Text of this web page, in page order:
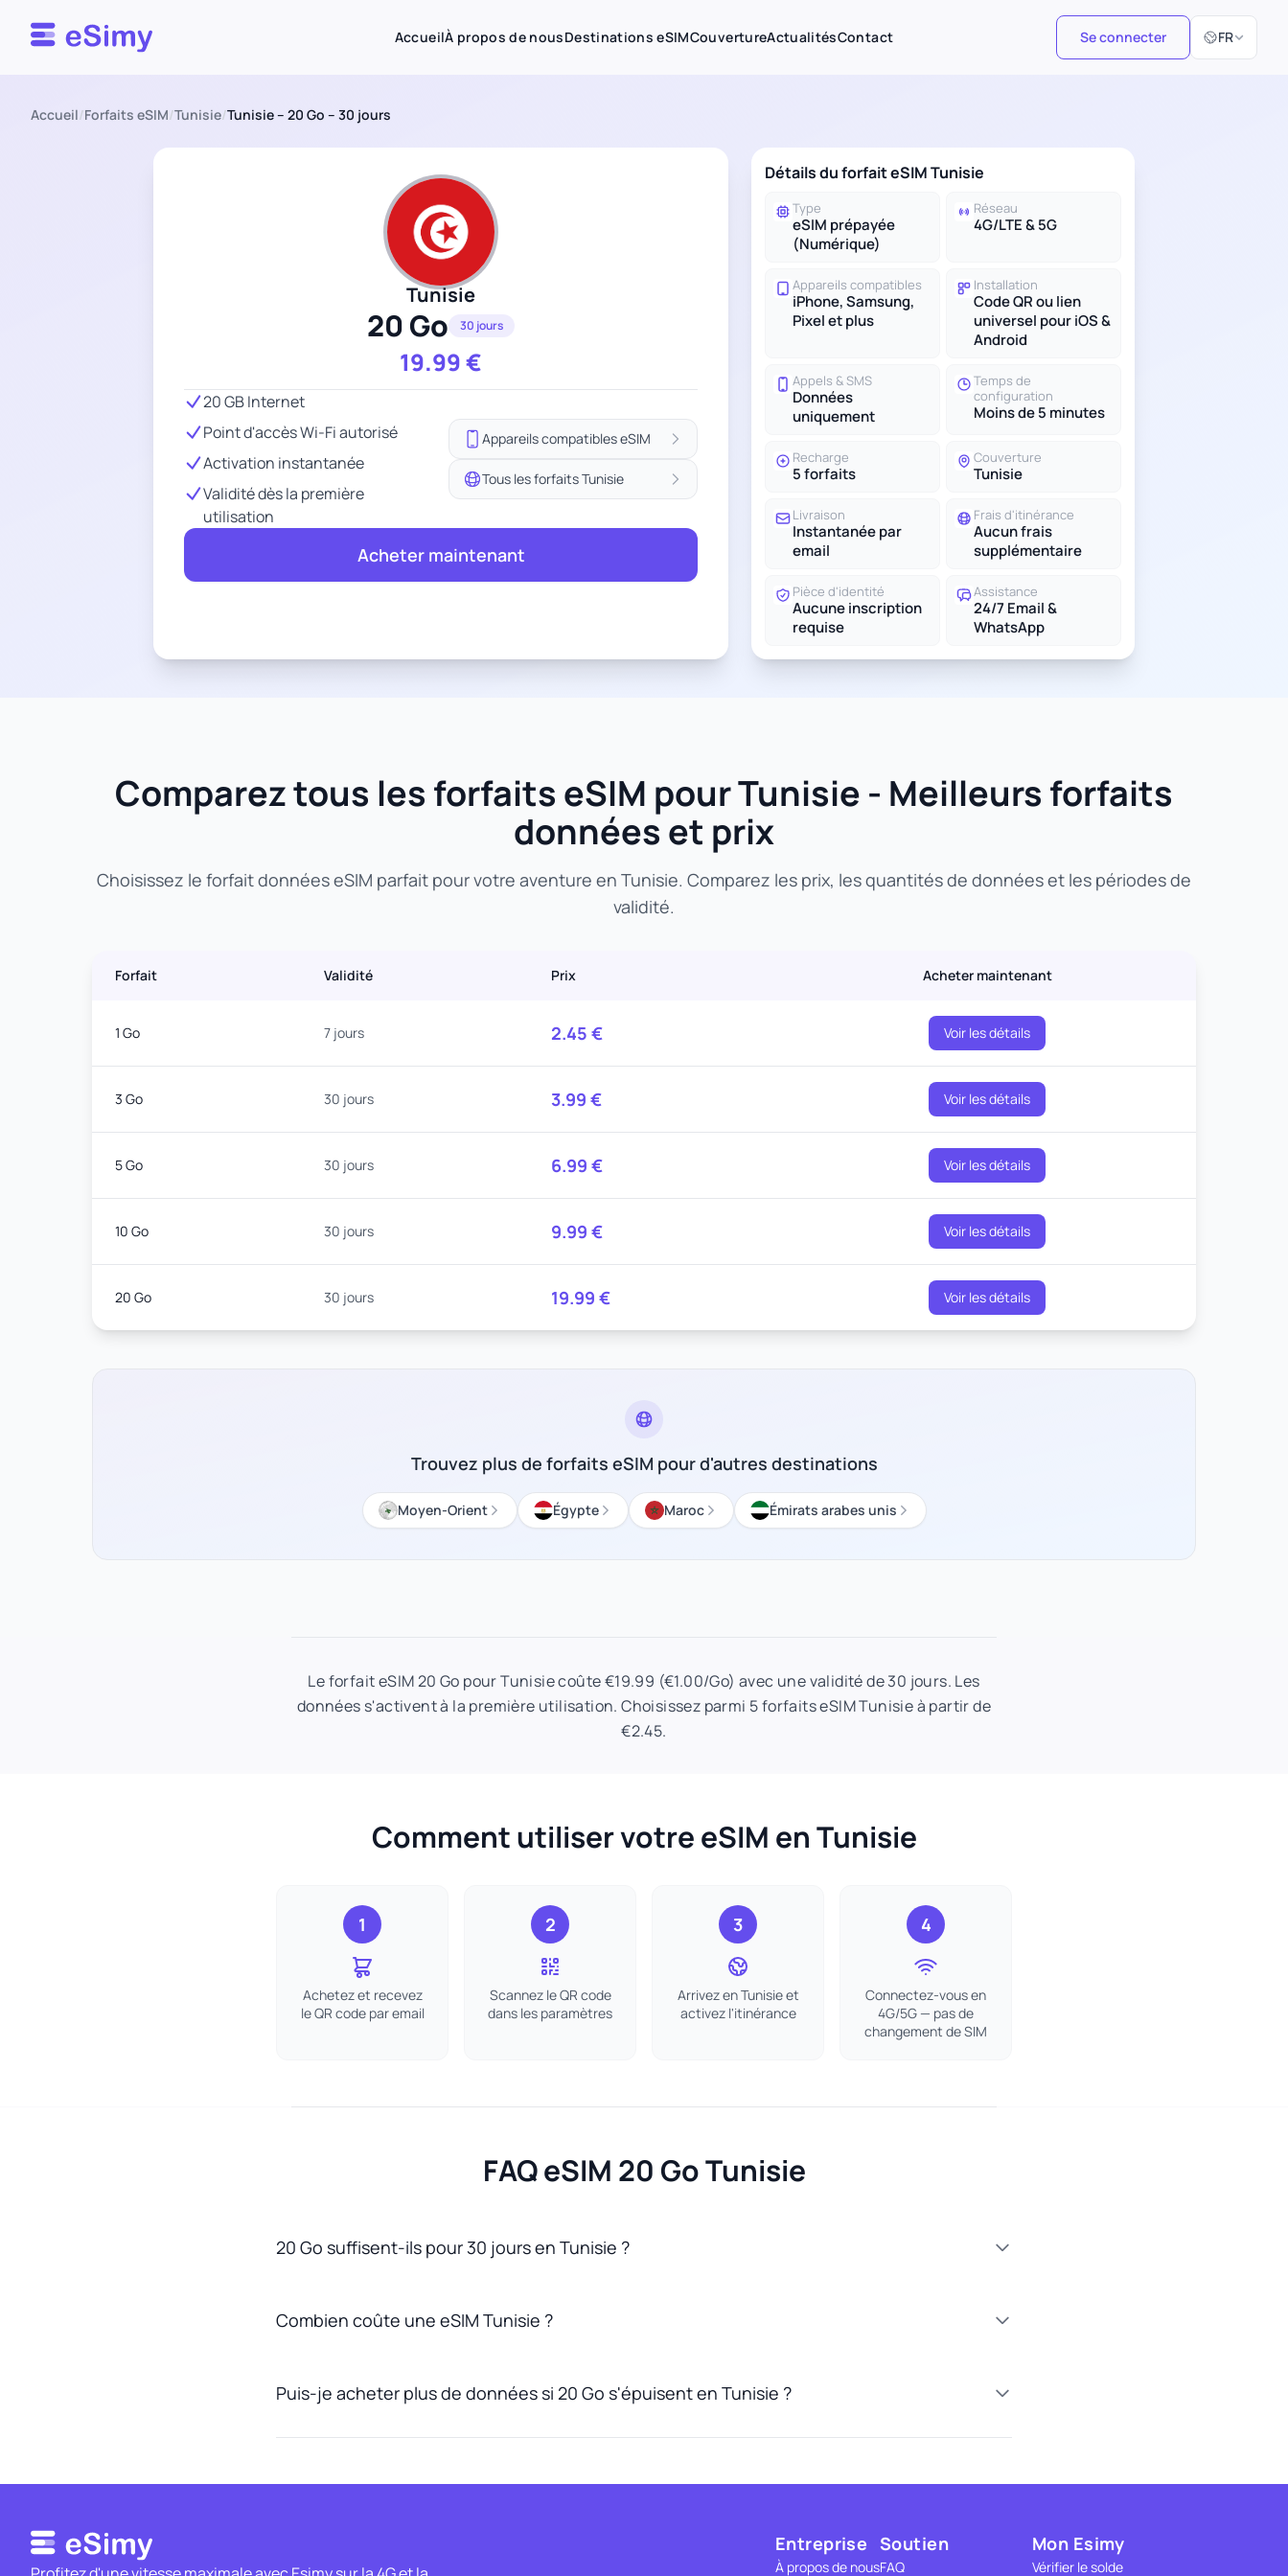
Esimy AccueilÀ propos de nousDestinations eSIMCouvertureActualitésContact Se connecter FR
Sélectionner
Accueil/Forfaits eSIM/Tunisie/Tunisie – 20 Go – 30 jours
Tunisie
20 Go 30 jours
19.99€
20 GB Internet
Point d'accès Wi-Fi autorisé
Activation instantanée
Validité dès la première
utilisation
Appareils compatibles eSIM
Tous les forfaits Tunisie
Acheter maintenant
Détails du forfait eSIM Tunisie
Type
eSIM prépayée
(Numérique)
Réseau
4G/LTE & 5G
Appareils compatibles
iPhone, Samsung,
Pixel et plus
Installation
Code QR ou lien
universel pour iOS &
Android
Appels & SMS
Données
uniquement
Temps de
configuration
Moins de 5 minutes
Recharge
5 forfaits
Couverture
Tunisie
Livraison
Instantanée par
email
Frais d'itinérance
Aucun frais
supplémentaire
Pièce d'identité
Aucune inscription
requise
Assistance
24/7 Email &
WhatsApp
Comparez tous les forfaits eSIM pour Tunisie - Meilleurs forfaits
données et prix
Choisissez le forfait données eSIM parfait pour votre aventure en Tunisie. Comparez les prix, les quantités de données et les périodes de
validité.
Forfait Validité Prix Acheter maintenant
1 Go 7 jours 2.45 € Voir les détails
3 Go 30 jours 3.99 € Voir les détails
5 Go 30 jours 6.99 € Voir les détails
10 Go 30 jours 9.99 € Voir les détails
20 Go 30 jours 19.99 € Voir les détails
Trouvez plus de forfaits eSIM pour d'autres destinations
Moyen-Orient Égypte Maroc Émirats arabes unis
Le forfait eSIM 20 Go pour Tunisie coûte €19.99 (€1.00/Go) avec une validité de 30 jours. Les
données s'activent à la première utilisation. Choisissez parmi 5 forfaits eSIM Tunisie à partir de
€2.45.
Comment utiliser votre eSIM en Tunisie
1
Achetez et recevez
le QR code par email
2
Scannez le QR code
dans les paramètres
3
Arrivez en Tunisie et
activez l'itinérance
4
Connectez-vous en
4G/5G — pas de
changement de SIM
FAQ eSIM 20 Go Tunisie
20 Go suffisent-ils pour 30 jours en Tunisie ?
Combien coûte une eSIM Tunisie ?
Puis-je acheter plus de données si 20 Go s'épuisent en Tunisie ?
Entreprise
À propos de nous
Soutien
FAQ
Mon Esimy
Vérifier le solde